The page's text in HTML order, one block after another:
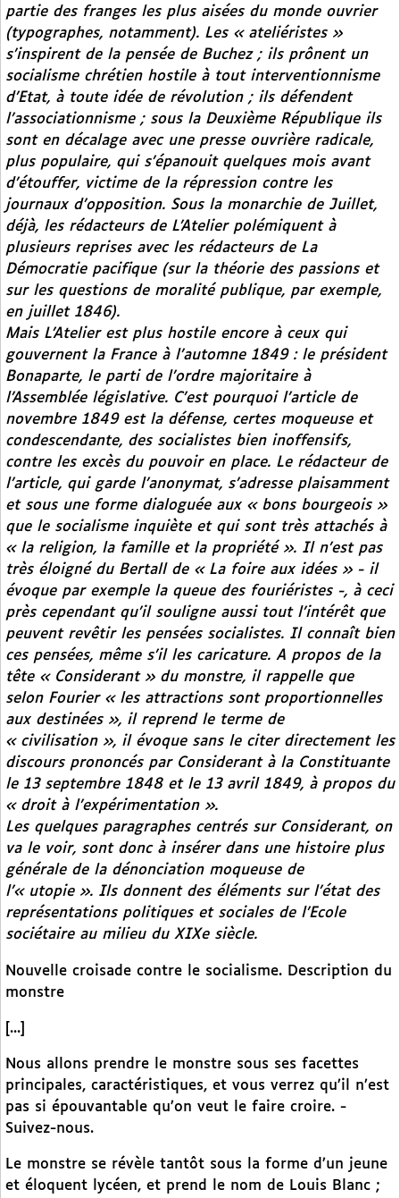
partie des franges les plus aisées du monde ouvrier
(typographes, notamment). Les « ateliéristes »
s’inspirent de la pensée de Buchez ; ils prônent un
socialisme chrétien hostile à tout interventionnisme
d’Etat, à toute idée de révolution ; ils défendent
l’associationnisme ; sous la Deuxième République ils
sont en décalage avec une presse ouvrière radicale,
plus populaire, qui s’épanouit quelques mois avant
d’étouffer, victime de la répression contre les
journaux d’opposition. Sous la monarchie de Juillet,
déjà, les rédacteurs de L’Atelierpolémiquent à
plusieurs reprises avec les rédacteurs de La
Démocratie pacifique(sur la théorie des passions et
sur les questions de moralité publique, par exemple,
en juillet 1846).
Mais L’Atelierest plus hostile encore à ceux qui
gouvernent la France à l’automne 1849 : le président
Bonaparte, le parti de l’ordre majoritaire à
l’Assemblée législative. C’est pourquoi l’article de
novembre 1849 est la défense, certes moqueuse et
condescendante, des socialistes bien inoffensifs,
contre les excès du pouvoir en place. Le rédacteur de
l’article, qui garde l’anonymat, s’adresse plaisamment
et sous une forme dialoguée aux « bons bourgeois »
que le socialisme inquiète et qui sont très attachés à
« la religion, la famille et la propriété ». Il n’est pas
très éloigné du Bertall de « La foire aux idées » - il
évoque par exemple la queue des fouriéristes -, à ceci
près cependant qu’il souligne aussi tout l’intérêt que
peuvent revêtir les pensées socialistes. Il connaît bien
ces pensées, même s’il les caricature. A propos de la
tête « Considerant » du monstre, il rappelle que
selon Fourier « les attractions sont proportionnelles
aux destinées », il reprend le terme de
« civilisation », il évoque sans le citer directement les
discours prononcés par Considerant à la Constituante
le 13 septembre 1848 et le 13 avril 1849, à propos du
« droit à l’expérimentation ».
Les quelques paragraphes centrés sur Considerant, on
va le voir, sont donc à insérer dans une histoire plus
générale de la dénonciation moqueuse de
l’« utopie ». Ils donnent des éléments sur l’état des
représentations politiques et sociales de l’Ecole
sociétaire au milieu du XIXe siècle.
Nouvelle croisade contre le socialisme. Description du
monstre
[...]
Nous allons prendre le monstre sous ses facettes
principales, caractéristiques, et vous verrez qu’il n’est
pas si épouvantable qu’on veut le faire croire. -
Suivez-nous.
Le monstre se révèle tantôt sous la forme d’un jeune
et éloquent lycéen, et prend le nom de Louis Blanc ;